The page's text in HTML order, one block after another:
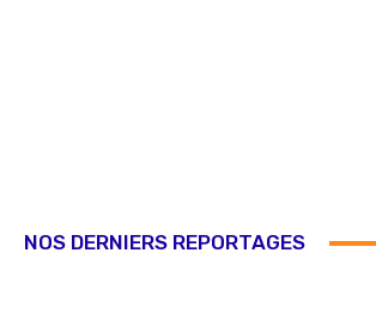
NOS DERNIERS REPORTAGES